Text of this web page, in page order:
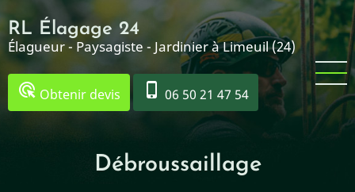
au
contenu
principal
RL Élagage 24
Élagueur - Paysagiste - Jardinier à Limeuil (24)
ads_click Obtenir devis phone_iphone 06 50 21 47 54
Débroussaillage